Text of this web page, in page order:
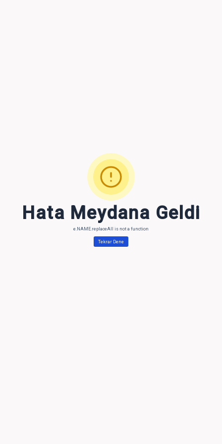
Hata Meydana Geldi
e.NAME.replaceAll is not a function
Tekrar Dene